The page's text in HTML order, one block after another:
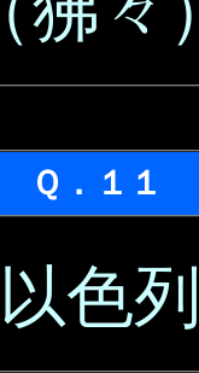
Ｑ．１１
以色列